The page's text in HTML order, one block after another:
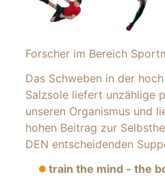
Forscher im Bereich
Das Schweben in der
Salzsole liefert unzählige
unseren Organismus und
hohen Beitrag zur
DEN entscheidenden
train the mind - the